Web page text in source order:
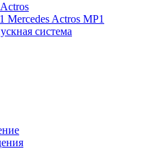
Mercedes Actros MP1
система